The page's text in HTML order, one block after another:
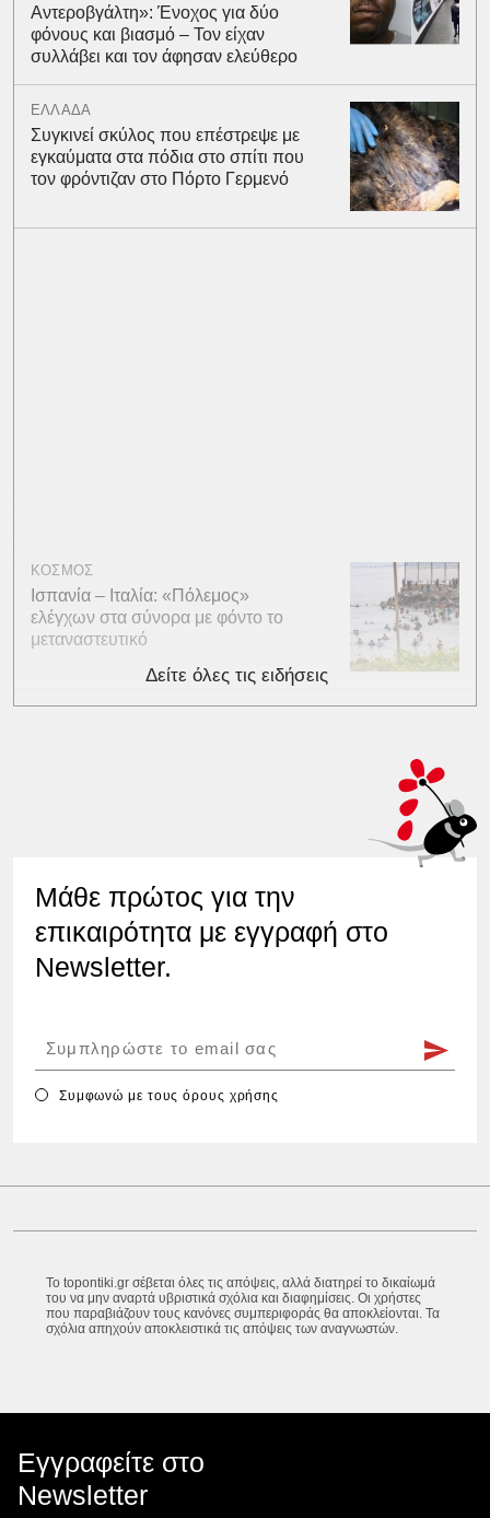
Αντεροβγάλτη»: Ένοχος για δύο
φόνους και βιασμό – Τον είχαν
συλλάβει και τον άφησαν ελεύθερο
ΕΛΛΑΔΑ
Συγκινεί σκύλος που επέστρεψε με
εγκαύματα στα πόδια στο σπίτι που
τον φρόντιζαν στο Πόρτο Γερμενό
ΚΟΣΜΟΣ
Ισπανία – Ιταλία: «Πόλεμος»
ελέγχων στα σύνορα με φόντο το
μεταναστευτικό
Δείτε όλες τις ειδήσεις
Μάθε πρώτος για την
επικαιρότητα με εγγραφή στο
Newsletter.
Συμφωνώ με τουςόρους χρήσης
Το topontiki.gr σέβεται όλες τις απόψεις, αλλά διατηρεί το δικαίωμά
του να μην αναρτά υβριστικά σχόλια και διαφημίσεις. Οι χρήστες
που παραβιάζουν τους κανόνες συμπεριφοράς θα αποκλείονται. Τα
σχόλια απηχούν αποκλειστικά τις απόψεις των αναγνωστών.
Εγγραφείτε στο
Newsletter